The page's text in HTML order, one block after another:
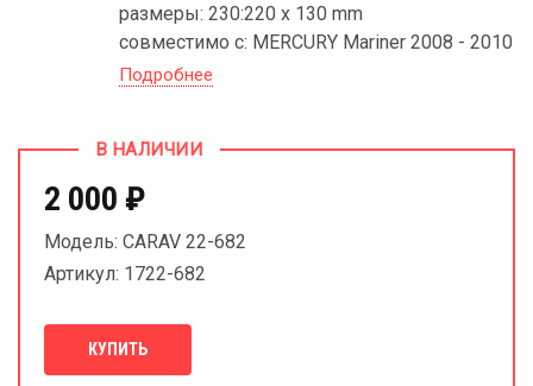
размеры: 230:220 x 130 mm
совместимо с: MERCURY Mariner 2008 - 2010
Подробнее
2 000 ₽
Модель: CARAV 22-682
Артикул: 1722-682
КУПИТЬ
В НАЛИЧИИ